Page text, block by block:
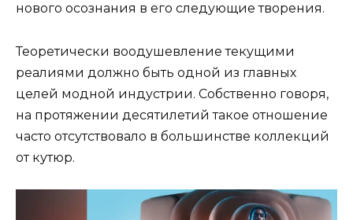
нового осознания в его следующие творения.
Теоретически воодушевление текущими
реалиями должно быть одной из главных
целей модной индустрии. Собственно говоря,
на протяжении десятилетий такое отношение
часто отсутствовало в большинстве коллекций
от кутюр.